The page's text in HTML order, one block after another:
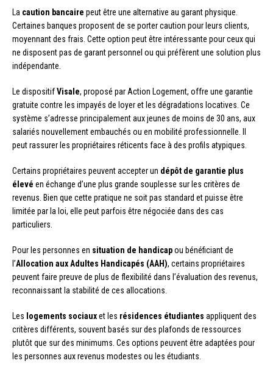
La caution bancaire peut être une alternative au garant physique.
Certaines banques proposent de se porter caution pour leurs clients,
moyennant des frais. Cette option peut être intéressante pour ceux qui
ne disposent pas de garant personnel ou qui préfèrent une solution plus
indépendante.
Le dispositifVisale, proposé par Action Logement, offre une garantie
gratuite contre les impayés de loyer et les dégradations locatives. Ce
système s’adresse principalement aux jeunes de moins de 30 ans, aux
salariés nouvellement embauchés ou en mobilité professionnelle. Il
peut rassurer les propriétaires réticents face à des profils atypiques.
Certains propriétaires peuvent accepter un dépôt de garantie plus
élevé en échange d’une plus grande souplesse sur les critères de
revenus. Bien que cette pratique ne soit pas standard et puisse être
limitée par la loi, elle peut parfois être négociée dans des cas
particuliers.
Pour les personnes en situation de handicapou bénéficiant de
l’Allocation aux Adultes Handicapés (AAH), certains propriétaires
peuvent faire preuve de plus de flexibilité dans l’évaluation des revenus,
reconnaissant la stabilité de ces allocations.
Les logements sociauxet les résidences étudiantes appliquent des
critères différents, souvent basés sur des plafonds de ressources
plutôt que sur des minimums. Ces options peuvent être adaptées pour
les personnes aux revenus modestes ou les étudiants.